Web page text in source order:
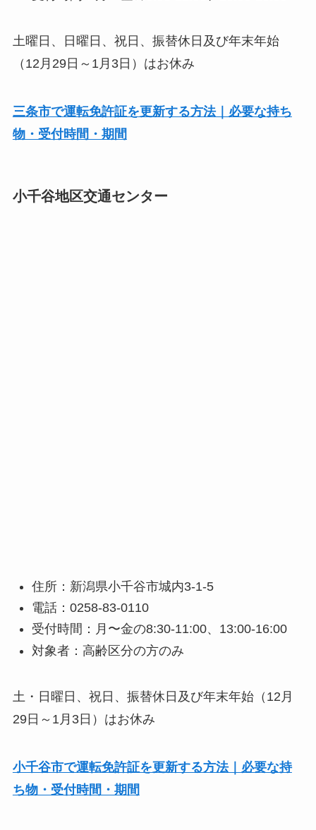
土曜日、日曜日、祝日、振替休日及び年末年始
（12月29日～1月3日）はお休み
三条市で運転免許証を更新する方法｜必要な持ち
物・受付時間・期間
小千谷地区交通センター
住所：新潟県小千谷市城内3-1-5
電話：0258-83-0110
受付時間：月〜金の8:30-11:00、13:00-16:00
対象者：高齢区分の方のみ
土・日曜日、祝日、振替休日及び年末年始（12月
29日～1月3日）はお休み
小千谷市で運転免許証を更新する方法｜必要な持
ち物・受付時間・期間